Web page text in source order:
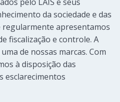
da sociedade e das
regularmente apresentamos
fiscalização e controle. A
de nossas marcas. Com
à disposição das
esclarecimentos